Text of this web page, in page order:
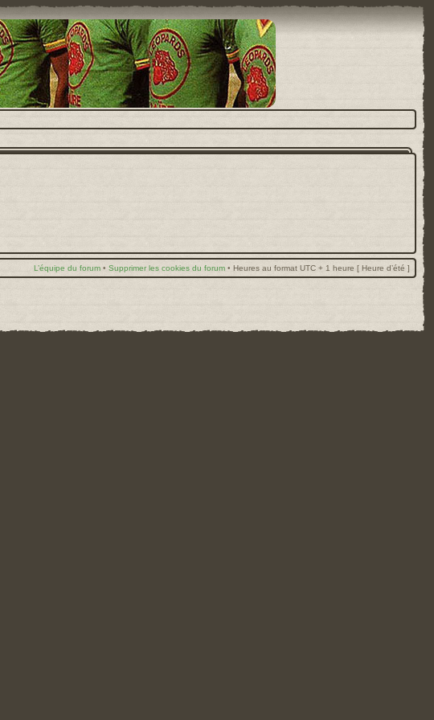
L’équipe du forum • Supprimer les cookies du forum • Heures au format UTC + 1 heure [ Heure d’été ]